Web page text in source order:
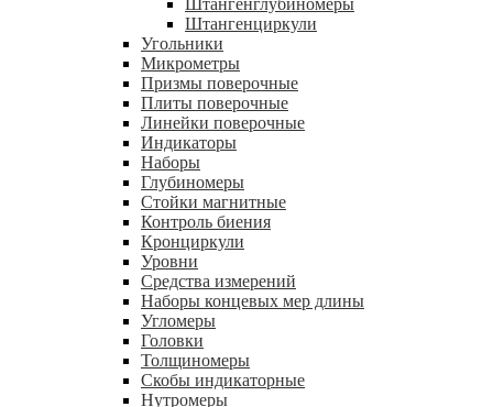
Штангенглубиномеры
Штангенциркули
Угольники
Микрометры
Призмы поверочные
Плиты поверочные
Линейки поверочные
Индикаторы
Наборы
Глубиномеры
Стойки магнитные
Контроль биения
Кронциркули
Уровни
Средства измерений
Наборы концевых мер длины
Угломеры
Головки
Толщиномеры
Скобы индикаторные
Нутромеры